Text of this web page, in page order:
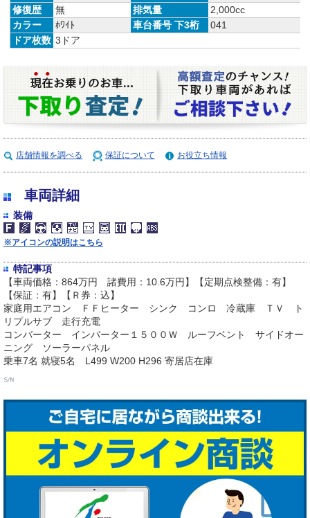
修復歴
無 排気量
2,000cc
カラー
ﾎﾜｲﾄ 車台番号 下3桁
041
ドア枚数 3ドア
店舗情報を調べる 保証について お役立ち情報
車両詳細
装備
※アイコンの説明はこちら
特記事項
【車両価格：864万円 諸費用：10.6万円】【定期点検整備：有】
【保証：有】【Ｒ券：込】
家庭用エアコン ＦＦヒーター シンク コンロ 冷蔵庫 ＴＶ ト
リプルサブ 走行充電
コンバーター インバーター１５００Ｗ ルーフベント サイドオー
ニング ソーラーパネル
乗車7名 就寝5名 L499 W200 H296 寄居店在庫